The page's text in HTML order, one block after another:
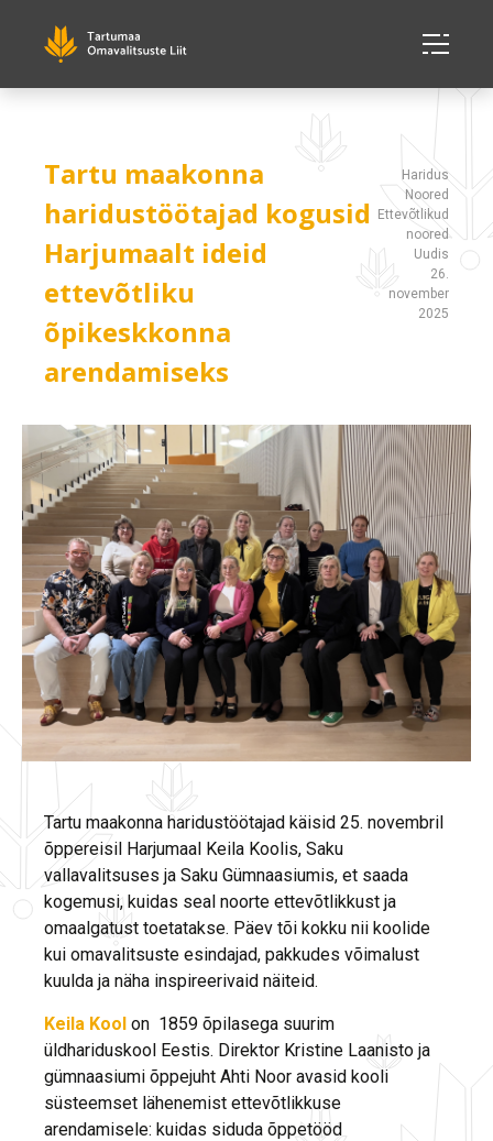
Tartu maakonna
haridustöötajad kogusid
Harjumaalt ideid
ettevõtliku
õpikeskkonna
arendamiseks
Haridus
Noored
Ettevõtlikud
noored
Uudis
26.
november
2025
Tartu maakonna haridustöötajad käisid 25. novembril
õppereisil Harjumaal Keila Koolis, Saku
vallavalitsuses ja Saku Gümnaasiumis, et saada
kogemusi, kuidas seal noorte ettevõtlikkust ja
omaalgatust toetatakse. Päev tõi kokku nii koolide
kui omavalitsuste esindajad, pakkudes võimalust
kuulda ja näha inspireerivaid näiteid.
Keila Kool on 1859 õpilasega suurim
üldhariduskool Eestis. Direktor Kristine Laanisto ja
gümnaasiumi õppejuht Ahti Noor avasid kooli
süsteemset lähenemist ettevõtlikkuse
arendamisele: kuidas siduda õppetööd